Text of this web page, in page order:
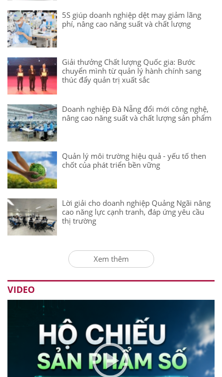
5S giúp doanh nghiệp dệt may giảm lãng
phí, nâng cao năng suất và chất lượng
Giải thưởng Chất lượng Quốc gia: Bước
chuyển mình từ quản lý hành chính sang
thúc đẩy quản trị xuất sắc
Doanh nghiệp Đà Nẵng đổi mới công nghệ,
nâng cao năng suất và chất lượng sản phẩm
Quản lý môi trường hiệu quả - yếu tố then
chốt của phát triển bền vững
Lời giải cho doanh nghiệp Quảng Ngãi nâng
cao năng lực cạnh tranh, đáp ứng yêu cầu
thị trường
Xem thêm
VIDEO